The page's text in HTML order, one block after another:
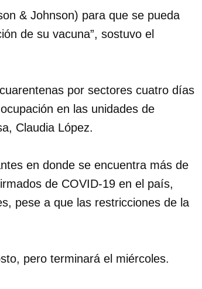
& Johnson) para que se pueda
de su vacuna”, sostuvo el
por sectores cuatro días
en las unidades de
Claudia López.
en donde se encuentra más de
de COVID-19 en el país,
pese a que las restricciones de la
pero terminará el miércoles.